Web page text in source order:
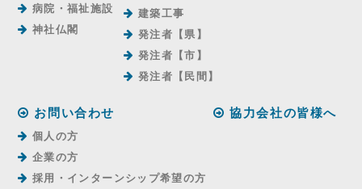
病院・福祉施設
神社仏閣
建築工事
発注者【県】
発注者【市】
発注者【⺠間】
お問い合わせ
個人の方
企業の方
採用・インターンシップ希望の方
協力会社の皆様へ